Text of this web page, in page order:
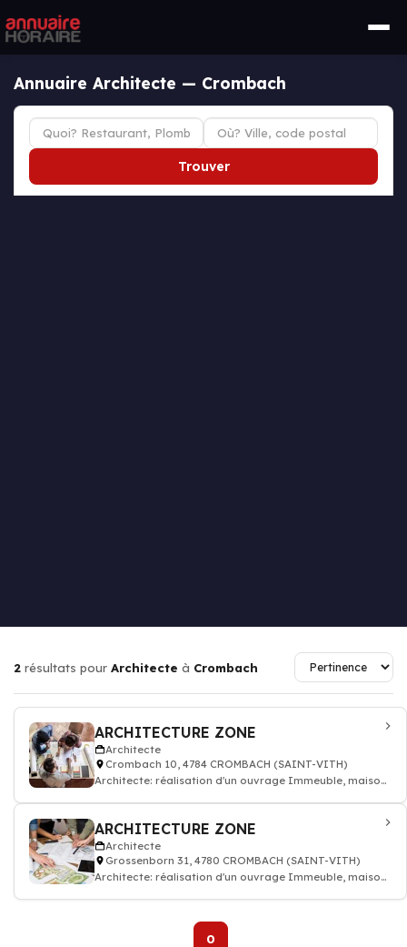
Annuaire Architecte — Crombach
Trouver
2 résultats pour Architecte à Crombach
ARCHITECTURE ZONE
Architecte
Crombach 10, 4784 CROMBACH (SAINT-VITH)
Architecte: réalisation d'un ouvrage Immeuble, maison
ARCHITECTURE ZONE
Architecte
Grossenborn 31, 4780 CROMBACH (SAINT-VITH)
Architecte: réalisation d'un ouvrage Immeuble, maison
0